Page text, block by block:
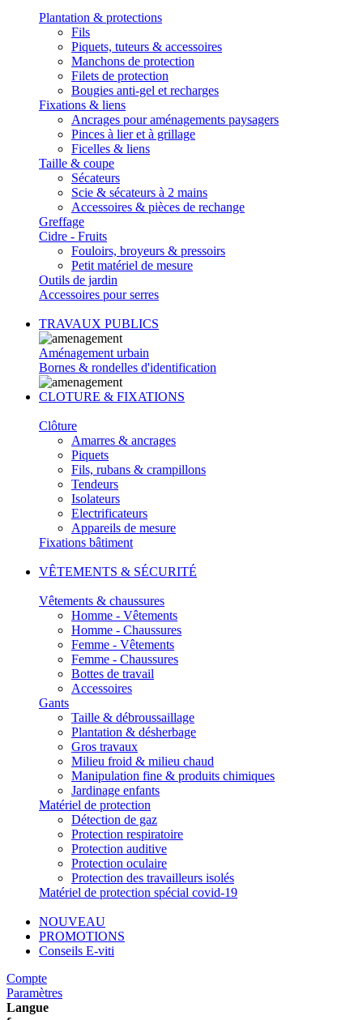
Plantation & protections
Fils
Piquets, tuteurs & accessoires
Manchons de protection
Filets de protection
Bougies anti-gel et recharges
Fixations & liens
Ancrages pour aménagements paysagers
Pinces à lier et à grillage
Ficelles & liens
Taille & coupe
Sécateurs
Scie & sécateurs à 2 mains
Accessoires & pièces de rechange
Greffage
Cidre - Fruits
Fouloirs, broyeurs & pressoirs
Petit matériel de mesure
Outils de jardin
Accessoires pour serres
TRAVAUX PUBLICS
Aménagement urbain
Bornes & rondelles d'identification
CLOTURE & FIXATIONS
Clôture
Amarres & ancrages
Piquets
Fils, rubans & crampillons
Tendeurs
Isolateurs
Electrificateurs
Appareils de mesure
Fixations bâtiment
VÊTEMENTS & SÉCURITÉ
Vêtements & chaussures
Homme - Vêtements
Homme - Chaussures
Femme - Vêtements
Femme - Chaussures
Bottes de travail
Accessoires
Gants
Taille & débroussaillage
Plantation & désherbage
Gros travaux
Milieu froid & milieu chaud
Manipulation fine & produits chimiques
Jardinage enfants
Matériel de protection
Détection de gaz
Protection respiratoire
Protection auditive
Protection oculaire
Protection des travailleurs isolés
Matériel de protection spécial covid-19
NOUVEAU
PROMOTIONS
Conseils E-viti
Compte
Paramètres
Langue